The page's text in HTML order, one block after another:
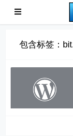
包含标签：